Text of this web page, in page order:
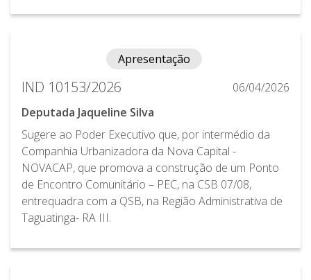
Apresentação
IND 10153/2026
06/04/2026
Deputada Jaqueline Silva
Sugere ao Poder Executivo que, por intermédio da
Companhia Urbanizadora da Nova Capital -
NOVACAP, que promova a construção de um Ponto
de Encontro Comunitário – PEC, na CSB 07/08,
entrequadra com a QSB, na Região Administrativa de
Taguatinga- RA III.